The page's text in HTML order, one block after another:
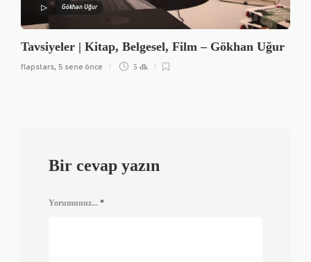
Gökhan Uğur
Tavsiyeler | Kitap, Belgesel, Film – Gökhan Uğur
flapstars, 5 sene önce 5 dk
Bir cevap yazın
Yorumunuz... *